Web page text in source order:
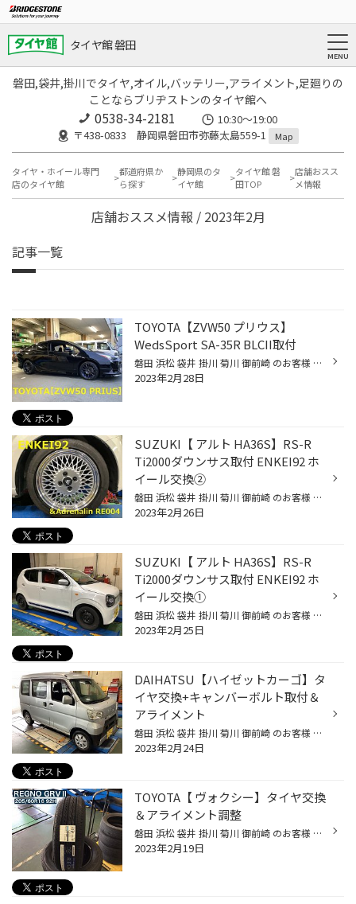
タイヤ館 磐田
磐田,袋井,掛川でタイヤ,オイル,バッテリー,アライメント,足廻りの
ことならブリヂストンのタイヤ館へ
0538-34-2181
10:30～19:00
〒438-0833 静岡県磐田市弥藤太島559-1
Map
タイヤ・ホイール専門
店のタイヤ館
都道府県か
ら探す
静岡県のタ
イヤ館
タイヤ館 磐
田TOP
店舗おスス
メ情報
店舗おススメ情報 / 2023年2月
記事一覧
TOYOTA【ZVW50 プリウス】
WedsSport SA-35R BLCII取付
磐田 浜松 袋井 掛川 菊川 御前崎 のお客様 いつもご来店ありがとうございます。 磐田市弥藤太島にあります ブリヂストンタイヤの専門店 タイヤ館磐田店です。 今回はTOYOTA【ZVW50 プリウス】WedsSport SA-35R取付のご紹介です。 こちらのお客様はホイール購入のご相談でご来店でした。 スポークホ...
2023年2月28日
SUZUKI【 アルト HA36S】RS-R
Ti2000ダウンサス取付 ENKEI92 ホ
イール交換②
磐田 浜松 袋井 掛川 菊川 御前崎 のお客様 いつもご来店ありがとうございます。 磐田市弥藤太島にあります ブリヂストンタイヤの専門店 タイヤ館磐田店です。 今回はSUZUKI【アルト HA36S】ダウンサス取付 ホイール交換のご紹介です。 ※写真がたくさんあったので2部にてお送りしています 納期が延...
2023年2月26日
SUZUKI【 アルト HA36S】RS-R
Ti2000ダウンサス取付 ENKEI92 ホ
イール交換①
磐田 浜松 袋井 掛川 菊川 御前崎 のお客様 いつもご来店ありがとうございます。 磐田市弥藤太島にあります ブリヂストンタイヤの専門店 タイヤ館磐田店です。 今回はSUZUKI【アルト HA36S】ダウンサス取付 ホイール交換のご紹介です。 ※写真がたくさんあるので2部にてお送りします ローダウンとホ...
2023年2月25日
DAIHATSU【ハイゼットカーゴ】タ
イヤ交換+キャンバーボルト取付＆
アライメント
磐田 浜松 袋井 掛川 菊川 御前崎 のお客様 いつもご来店ありがとうございます。 磐田市弥藤太島にあります ブリヂストンタイヤの専門店 タイヤ館磐田店です。 今回はDAIHATSU【ハイゼットカーゴ】、 タイヤ交換+キャンバーボルト取付＆アライメントのご紹介です。 タイヤ交換のご相談と、タイヤの...
2023年2月24日
TOYOTA【 ヴォクシー】タイヤ交換
＆アライメント調整
磐田 浜松 袋井 掛川 菊川 御前崎 のお客様 いつもご来店ありがとうございます。 磐田市弥藤太島にあります ブリヂストンタイヤの専門店 タイヤ館磐田店です。 今回はTOYOTA【ヴォクシー】タイヤ交換＆アライメント調整のご紹介です。 ヴォクシーにてタイヤ交換のご用命でした。 装着させて頂いたタ...
2023年2月19日